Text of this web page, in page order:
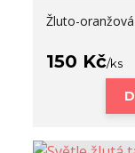
Žluto-
150 Kč/ks